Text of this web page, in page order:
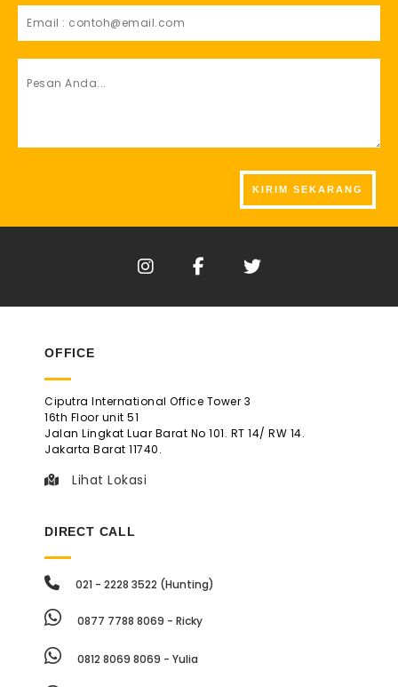
OFFICE
Ciputra International Office Tower 3
16th Floor unit 51
Jalan Lingkat Luar Barat No 101. RT 14/ RW 14.
Jakarta Barat 11740.
Lihat Lokasi
DIRECT CALL
021 - 2228 3522 (Hunting)
0877 7788 8069 - Ricky
0812 8069 8069 - Yulia